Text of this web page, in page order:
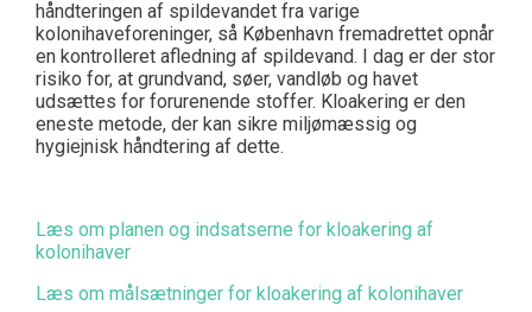
håndteringen af spildevandet fra varige
kolonihaveforeninger, så København fremadrettet opnår
en kontrolleret afledning af spildevand. I dag er der stor
risiko for, at grundvand, søer, vandløb og havet
udsættes for forurenende stoffer. Kloakering er den
eneste metode, der kan sikre miljømæssig og
hygiejnisk håndtering af dette.
Læs om planen og indsatserne for kloakering af
kolonihaver
Læs om målsætninger for kloakering af kolonihaver